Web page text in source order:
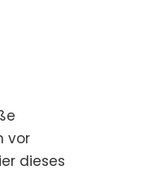
vor
dieses